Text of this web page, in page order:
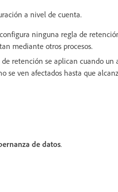
a nivel de cuenta.
ninguna regla de
mediante otros procesos.
de retención se aplican cuando un
se ven afectados hasta que
de datos.